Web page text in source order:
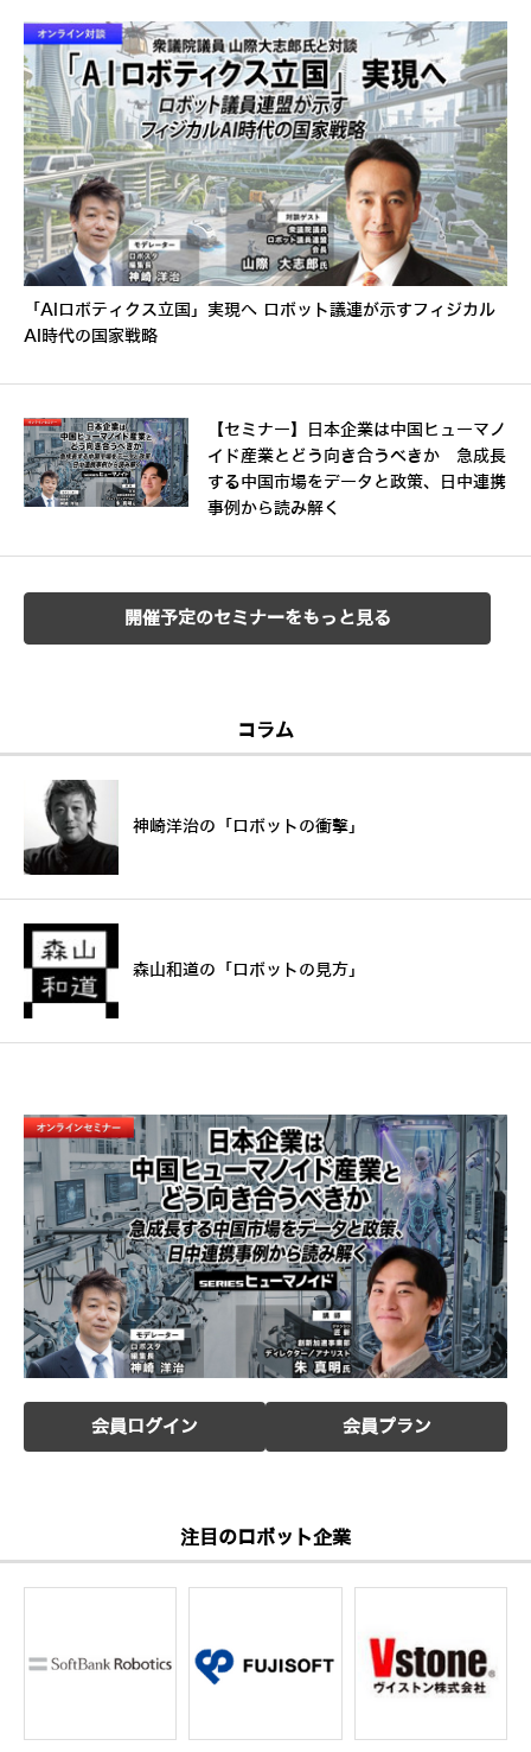
「AIロボティクス立国」実現へ ロボット議連が示すフィジカル
AI時代の国家戦略
【セミナー】日本企業は中国ヒューマノ
イド産業とどう向き合うべきか 急成長
する中国市場をデータと政策、日中連携
事例から読み解く
開催予定のセミナーをもっと見る
コラム
神崎洋治の「ロボットの衝撃」
森山和道の「ロボットの見方」
会員ログイン 会員プラン
注目のロボット企業